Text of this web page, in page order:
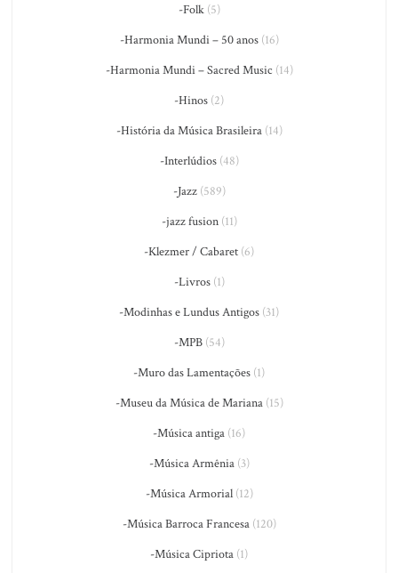
-Folk(5)
-Harmonia Mundi – 50 anos(16)
-Harmonia Mundi – Sacred Music (14)
-Hinos (2)
-História da Música Brasileira(14)
-Interlúdios(48)
-Jazz(589)
-jazz fusion(11)
-Klezmer / Cabaret (6)
-Livros(1)
-Modinhas e Lundus Antigos (31)
-MPB(54)
-Muro das Lamentações (1)
-Museu da Música de Mariana(15)
-Música antiga (16)
-Música Armênia(3)
-Música Armorial(12)
-Música Barroca Francesa(120)
-Música Cipriota (1)